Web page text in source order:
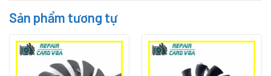
Thay thế vỏ ngoài card đồ họa Vga RX 460
khả năng tiết kiệm điện năng. Tuy nhiên, sau một thời gian
sử dụng, vỏ ngoài dễ bị xuống cấp: trầy xước, bạc màu hoặc
Sản phẩm tương tự